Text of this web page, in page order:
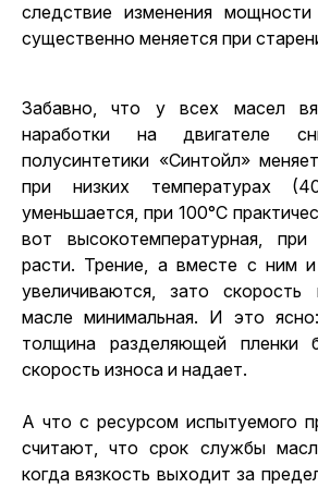
следствие изменения
существенно меняется при
Забавно, что у всех масел
наработки на двигателе
полусинтетики «Синтойл»
при низких температурах
уменьшается, при 100°С
вот высокотемпературная, при
расти. Трение, а вместе с ним
увеличиваются, зато
масле минимальная. И это
толщина разделяющей пленки
скорость износа и надает.
А что с ресурсом испытуемого
считают, что срок службы
когда вязкость выходит за